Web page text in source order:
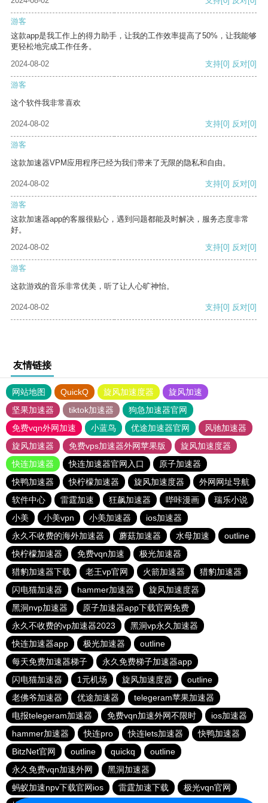
游客
这款app是我工作上的得力助手，让我的工作效率提高了50%，让我能够
更轻松地完成工作任务。
2024-08-02
支持[0] 反对[0]
游客
这个软件我非常喜欢
2024-08-02 支持[0] 反对[0]
游客
这款加速器VPM应用程序已经为我们带来了无限的隐私和自由。
2024-08-02 支持[0] 反对[0]
游客
这款加速器app的客服很贴心，遇到问题都能及时解决，服务态度非常
好。
2024-08-02
支持[0] 反对[0]
游客
这款游戏的音乐非常优美，听了让人心旷神怡。
2024-08-02 支持[0] 反对[0]
友情链接
网站地图 QuickQ 旋风加速度器
旋风加速
坚果加速器
tiktok加速器
狗急加速器官网
免费vqn外网加速
小蓝鸟 优途加速器官网
风驰加速器
旋风加速器
免费vps加速器外网苹果版
旋风加速度器
快连加速器
快连加速器官网入口
原子加速器
快鸭加速器
快柠檬加速器 旋风加速度器
外网网址导航
软件中心
雷霆加速 狂飙加速器 哔咔漫画
瑞乐小说
小美
小美vpn 小美加速器
ios加速器
永久不收费的海外加速器
蘑菇加速器 水母加速
outline
快柠檬加速器
免费vqn加速
极光加速器
猎豹加速器下载
老王vp官网 火箭加速器
猎豹加速器
闪电猫加速器
hammer加速器
旋风加速度器
黑洞nvp加速器
原子加速器app下载官网免费
永久不收费的vp加速器2023
黑洞vp永久加速器
快连加速器app
极光加速器
outline
每天免费加速器梯子
永久免费梯子加速器app
闪电猫加速器
1元机场 旋风加速度器
outline
老佛爷加速器
优途加速器
telegeram苹果加速器
电报telegeram加速器
免费vqn加速外网不限时
ios加速器
hammer加速器
快连pro 快连lets加速器
快鸭加速器
BitzNet官网
outline quickq
outline
永久免费vqn加速外网
黑洞加速器
蚂蚁加速npv下载官网ios
雷霆加速下载
极光vqn官网